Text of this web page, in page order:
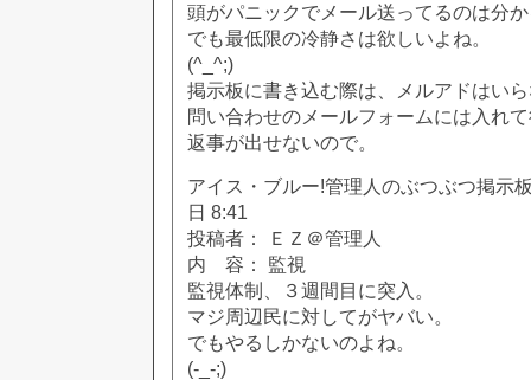
頭がパニックでメール送ってるのは分
でも最低限の冷静さは欲しいよね。
(^_^;)
掲示板に書き込む際は、メルアドはい
問い合わせのメールフォームには入れ
返事が出せないので。
アイス・ブルー!管理人のぶつぶつ掲示
日 8:41
投稿者： ＥＺ＠管理人
内 容： 監視
監視体制、３週間目に突入。
マジ周辺民に対してがヤバい。
でもやるしかないのよね。
(-_-;)